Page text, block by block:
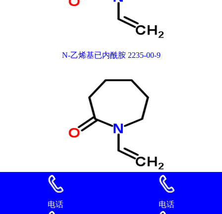
N-乙烯基已内酰胺 2235-00-9
N-乙烯基已内酰胺 2235-00-9
电话 电话